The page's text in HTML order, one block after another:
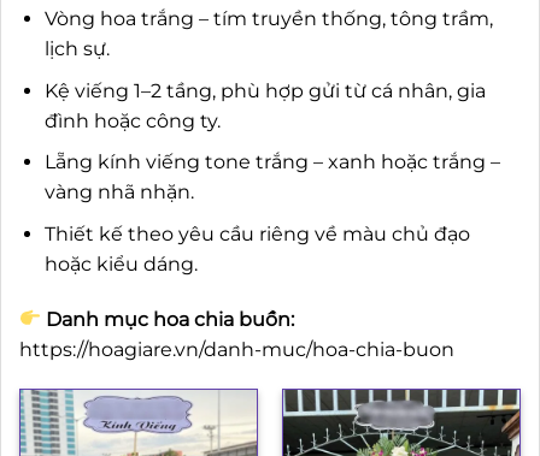
Vòng hoa trắng – tím truyền thống, tông trầm,
lịch sự.
Kệ viếng 1–2 tầng, phù hợp gửi từ cá nhân, gia
đình hoặc công ty.
Lẵng kính viếng tone trắng – xanh hoặc trắng –
vàng nhã nhặn.
Thiết kế theo yêu cầu riêng về màu chủ đạo
hoặc kiểu dáng.
Danh mục hoa chia buồn:
https://hoagiare.vn/danh-muc/hoa-chia-buon